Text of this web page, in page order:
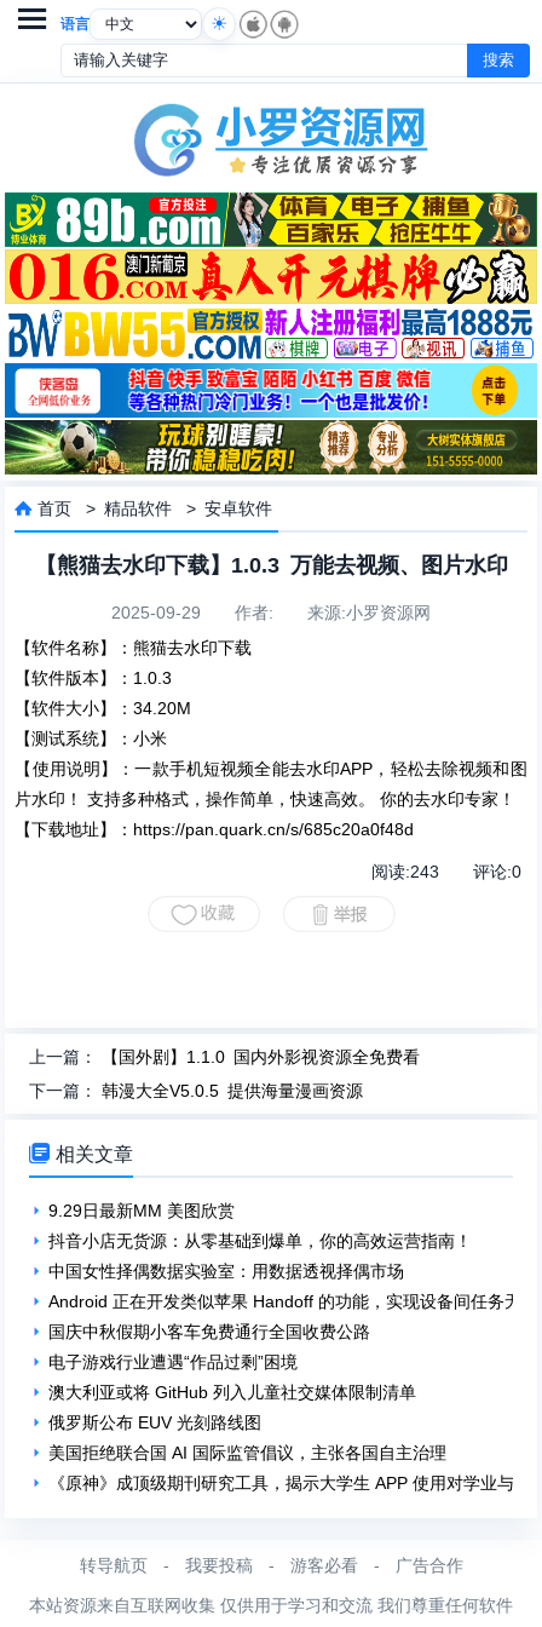
语言

 首页 >精品软件 >安卓软件
【熊猫去水印下载】1.0.3 万能去视频、图片水印
2025-09-29 作者: 来源:小罗资源网
【软件名称】：熊猫去水印下载
【软件版本】：1.0.3
【软件大小】：34.20M
【测试系统】：小米
【使用说明】：一款手机短视频全能去水印APP，轻松去除视频和图
片水印！ 支持多种格式，操作简单，快速高效。 你的去水印专家！
【下载地址】：https://pan.quark.cn/s/685c20a0f48d
阅读:243 评论:0
上一篇：
【国外剧】1.1.0 国内外影视资源全免费看
下一篇：韩漫大全V5.0.5 提供海量漫画资源
 相关文章
9.29日最新MM 美图欣赏
抖音小店无货源：从零基础到爆单，你的高效运营指南！
中国女性择偶数据实验室：用数据透视择偶市场
Android 正在开发类似苹果 Handoff 的功能，实现设备间任务无
国庆中秋假期小客车免费通行全国收费公路
电子游戏行业遭遇“作品过剩”困境
澳大利亚或将 GitHub 列入儿童社交媒体限制清单
俄罗斯公布 EUV 光刻路线图
美国拒绝联合国 AI 国际监管倡议，主张各国自主治理
《原神》成顶级期刊研究工具，揭示大学生 APP 使用对学业与工
转导航页 - 我要投稿 - 游客必看 - 广告合作
本站资源来自互联网收集 仅供用于学习和交流 我们尊重任何软件